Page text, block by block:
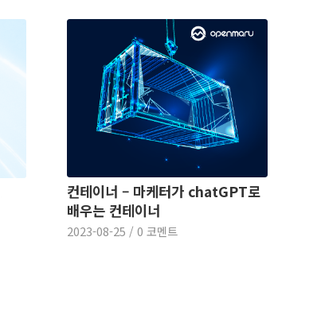
컨테이너 – 마케터가 chatGPT로
배우는 컨테이너
2023-08-25 / 0 코멘트